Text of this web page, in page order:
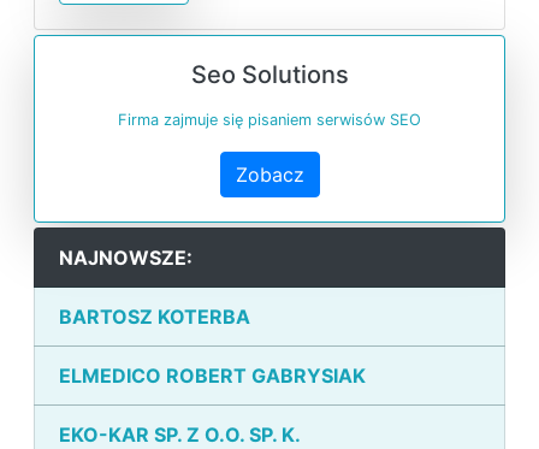
Seo Solutions
Firma zajmuje się pisaniem serwisów SEO
Zobacz
NAJNOWSZE:
BARTOSZ KOTERBA
ELMEDICO ROBERT GABRYSIAK
EKO-KAR SP. Z O.O. SP. K.